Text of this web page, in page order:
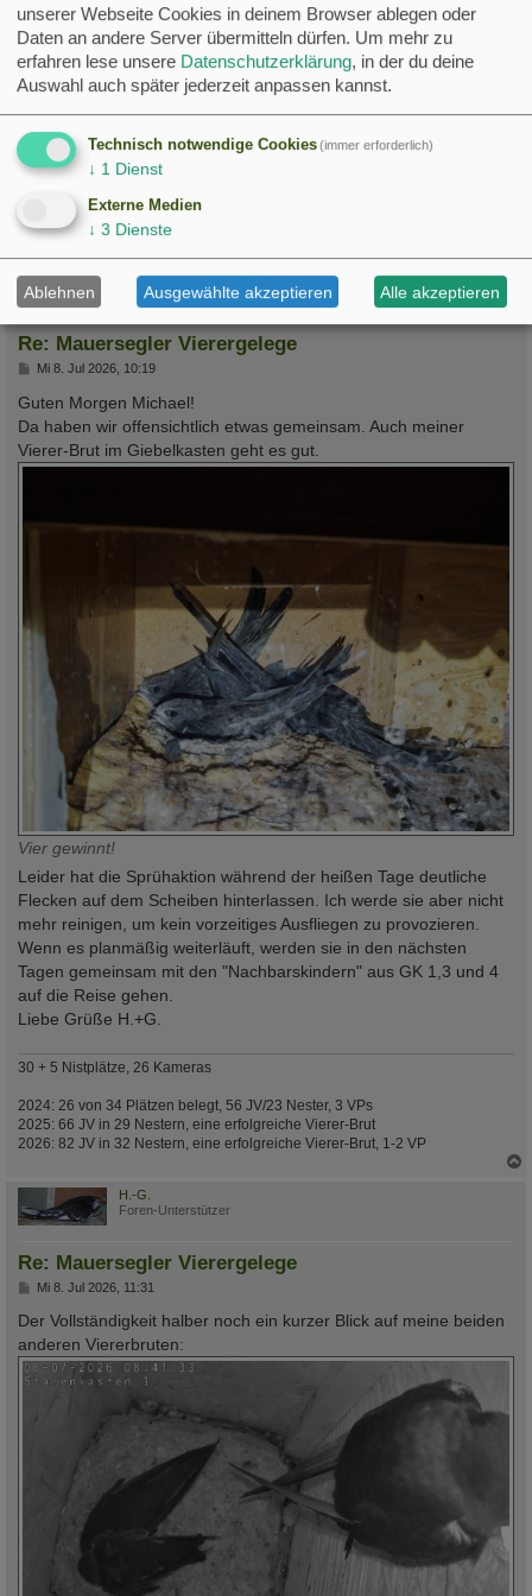
11 Brutpaare 25 Jungsegler
Erfolgreiche 4er Brut
Erster Rückkehrer: 22.4.2026
3 neue VP
a
b
H.-G.
Foren-Unterstützer
Re: Mauersegler Vierergelege
B
i
t
r
g
Mi 8. Jul 2026, 10:19
Guten Morgen Michael!
Da haben wir offensichtlich etwas gemeinsam. Auch meiner
Vierer-Brut im Giebelkasten geht es gut.
Vier gewinnt!
Leider hat die Sprühaktion während der heißen Tage deutliche
Flecken auf dem Scheiben hinterlassen. Ich werde sie aber nicht
mehr reinigen, um kein vorzeitiges Ausfliegen zu provozieren.
Wenn es planmäßig weiterläuft, werden sie in den nächsten
Tagen gemeinsam mit den "Nachbarskindern" aus GK 1,3 und 4
auf die Reise gehen.
Liebe Grüße H.+G.
30 + 5 Nistplätze, 26 Kameras
2024: 26 von 34 Plätzen belegt, 56 JV/23 Nester, 3 VPs
2025: 66 JV in 29 Nestern, eine erfolgreiche Vierer-Brut
2026: 82 JV in 32 Nestern, eine erfolgreiche Vierer-Brut, 1-2 VP
H.-G.
Foren-Unterstützer
Re: Mauersegler Vierergelege
B
i
r
a
g
Mi 8. Jul 2026, 11:31
Der Vollständigkeit halber noch ein kurzer Blick auf meine beiden
anderen Viererbruten:
unserer Webseite Cookies in deinem Browser ablegen oder
Daten an andere Server übermitteln dürfen. Um mehr zu
erfahren lese unsere Datenschutzerklärung, in der du deine
Auswahl auch später jederzeit anpassen kannst.
Technisch notwendige Cookies(immer erforderlich)
↓ 1 Dienst
Externe Medien
↓ 3 Dienste
Ablehnen Ausgewählte akzeptieren Alle akzeptieren